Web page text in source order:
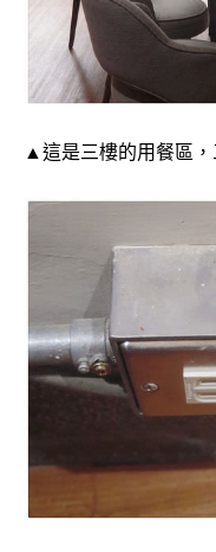
▲這是三樓的用餐區，